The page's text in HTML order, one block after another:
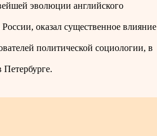
эволюции английского
оказал существенное влияние
политической социологии, в